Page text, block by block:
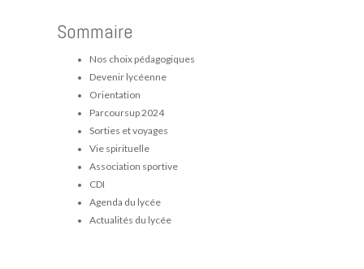
Sommaire
Nos choix pédagogiques
Devenir lycéenne
Orientation
Parcoursup 2024
Sorties et voyages
Vie spirituelle
Association sportive
CDI
Agenda du lycée
Actualités du lycée